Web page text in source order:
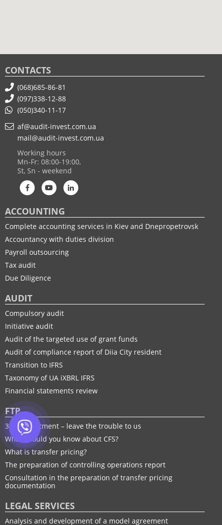
CONTACTS
(068)685-86-81
(097)338-12-88
(050)340-11-17
af@audit-invest.com.ua
mail@audit-invest.com.ua
Working hours
Mn-Fr: 08:00-19:00,
St, Sn - weekend
ACCOUNTING
Complete accounting services in Kiev and Dnepropetrovsk
Accountancy with duties division
Payroll outsourcing
Tax audit
Due Diligence
AUDIT
Compulsory audit
Initiative audit
Audit of the targeted use of grant funds
Audit of compliance report of Diia City resident
Transition to IFRS
Taxonomy of UA іXBRL IFRS
Financial statements review
FTP
30% adjustment – leave the trouble to us
What should you know about CFS?
What is transfer pricing?
The preparation of controlling operations report
Consultation in the preparation of transfer pricing
documentation
LEGAL SERVICES
Analysis and development of a model agreement